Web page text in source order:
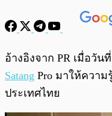
พร้อมเล่น
อ้างอิงจาก PR เมื่อวั
Satang Pro มาให้ควา
ประเทศไทย